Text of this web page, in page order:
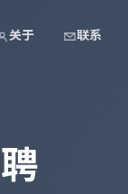
关于 联系